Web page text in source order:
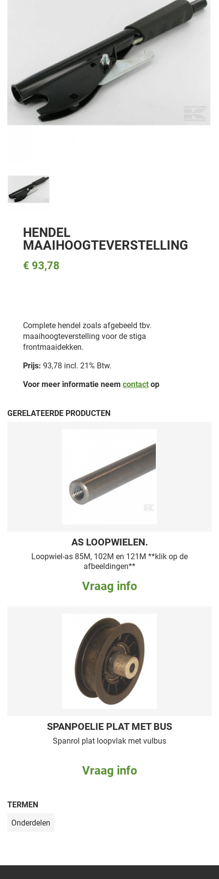
HENDEL
MAAIHOOGTEVERSTELLING
€ 93,78
Complete hendel zoals afgebeeld tbv.
maaihoogteverstelling voor de stiga
frontmaaidekken.
Prijs: 93,78 incl. 21% Btw.
Voor meer informatie neem contactop
GERELATEERDE PRODUCTEN
AS LOOPWIELEN.
Loopwiel-as 85M, 102M en 121M **klik op de
afbeeldingen**
Vraag info
SPANPOELIE PLAT MET BUS
Spanrol plat loopvlak met vulbus
Vraag info
TERMEN
Onderdelen